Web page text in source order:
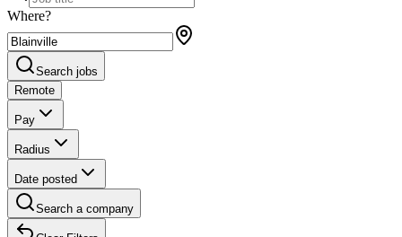
Where?
Search jobs
Remote
Pay
Radius
Date posted
Search a company